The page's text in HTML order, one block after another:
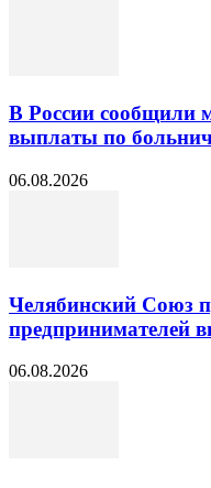
В России сообщили
выплаты по
06.08.2026
Челябинский Союз
предпринимателей
06.08.2026